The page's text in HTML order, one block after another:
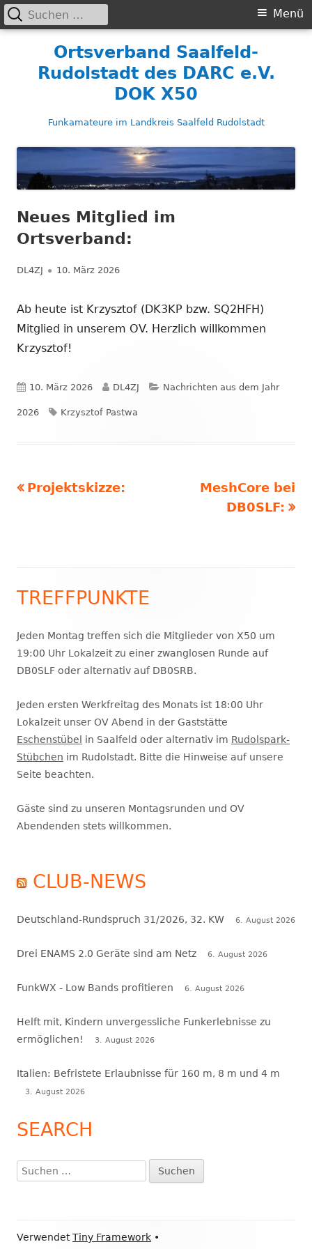
Ortsverband Saalfeld-
Rudolstadt des DARC e.V.
DOK X50
Funkamateure im Landkreis Saalfeld Rudolstadt
Primäres
Menü
Suchen
nach:
Neues Mitglied im
Ortsverband:
Autor
DL4ZJ Veröffentlicht
10. März 2026
Ab heute ist Krzysztof (DK3KP bzw. SQ2HFH)
Mitglied in unserem OV. Herzlich willkommen
Krzysztof!
Veröffentlicht
am
10. März 2026 Autor
DL4ZJ Kategorien
Nachrichten aus dem Jahr
2026 Schlagwörter
Krzysztof Pastwa
Beitragsnavigation
Vorheriger
Projektskizze:
Nächster
Beitrag
MeshCore bei
DB0SLF:
Haupt-
Seitenleiste
TREFFPUNKTE
Jeden Montag treffen sich die Mitglieder von X50 um
19:00 Uhr Lokalzeit zu einer zwanglosen Runde auf
DB0SLF oder alternativ auf DB0SRB.
Jeden ersten Werkfreitag des Monats ist 18:00 Uhr
Lokalzeit unser OV Abend in der Gaststätte
Eschenstübel
in Saalfeld oder alternativ im Rudolspark-
Stübchen im Rudolstadt. Bitte die Hinweise auf unsere
Seite beachten.
Gäste sind zu unseren Montagsrunden und OV
Abendenden stets willkommen.
CLUB-NEWS
Deutschland-Rundspruch 31/2026, 32. KW 6. August 2026
Drei ENAMS 2.0 Geräte sind am Netz 6. August 2026
FunkWX - Low Bands profitieren 6. August 2026
Helft mit, Kindern unvergessliche Funkerlebnisse zu
ermöglichen!
3. August 2026
Italien: Befristete Erlaubnisse für 160 m, 8 m und 4 m
3. August 2026
SEARCH
Suchen
nach:
Footer
VerwendetTiny Framework •